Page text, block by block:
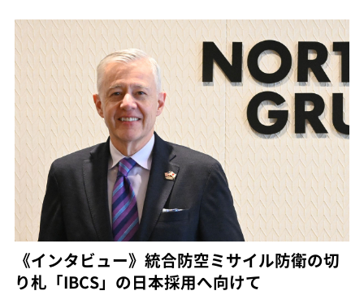
《インタビュー》統合防空ミサイル防衛の切
り札「IBCS」の日本採用へ向けて